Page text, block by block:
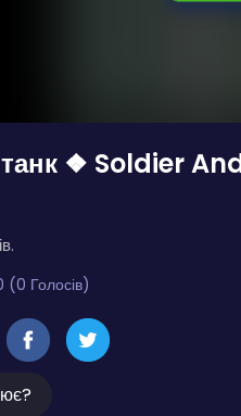
танк ❖ Soldier
(0 Голосів)